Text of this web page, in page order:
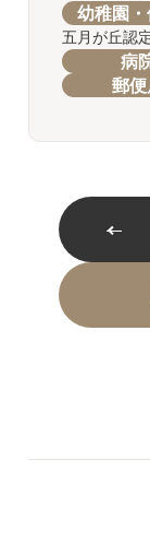
幼稚園・
五月が丘認
病
郵